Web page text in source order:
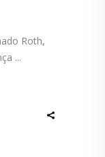
Roth,